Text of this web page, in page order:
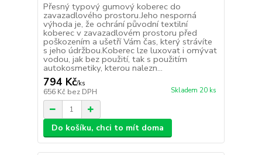
Přesný typový gumový koberec do
zavazadlového prostoru.Jeho nesporná
výhoda je, že ochrání původní textilní
koberec v zavazadlovém prostoru před
poškozením a ušetří Vám čas, který strávíte
s jeho údržbou.Koberec lze luxovat i omývat
vodou, jak bez použití, tak s použitím
autokosmetiky, kterou nalezn...
794 Kč/ks
656 Kč bez DPH Skladem 20 ks
Do košíku, chci to mít doma